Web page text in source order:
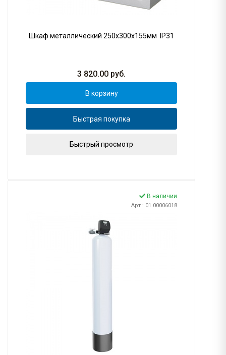
Шкаф металлический 250х300х155мм IP31
3 820.00 руб.
В корзину
Быстрая покупка
Быстрый просмотр
В наличии
Арт.: 01.00006018